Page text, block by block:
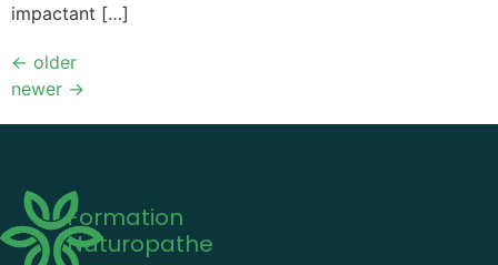
impactant […]
← older
newer →
Formation
Naturopathe